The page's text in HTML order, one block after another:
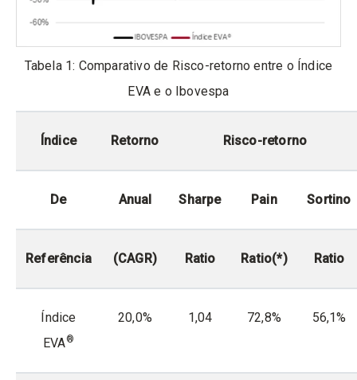
Tabela 1: Comparativo de Risco-retorno entre o Índice
EVA e o Ibovespa
Índice Retorno Risco-retorno
De Anual Sharpe Pain Sortino
Referência (CAGR) Ratio Ratio(*) Ratio
Índice
EVA®
20,0% 1,04 72,8% 56,1%